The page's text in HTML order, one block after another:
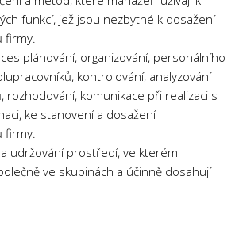
funkcí, jež jsou nezbytné k dosažení
firmy.
plánování, organizování, personálního
kontrolování, analyzování
rozhodování, komunikace při realizaci s
ke stanovení a dosažení
firmy.
udržování prostředí, ve kterém
ve skupinách a účinně dosahují